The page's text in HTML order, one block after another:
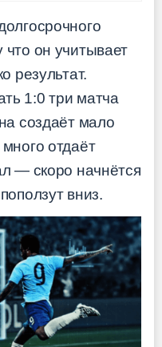
что он учитывает
результат.
1:0 три матча
создаёт мало
отдаёт
— скоро начнётся
вниз.